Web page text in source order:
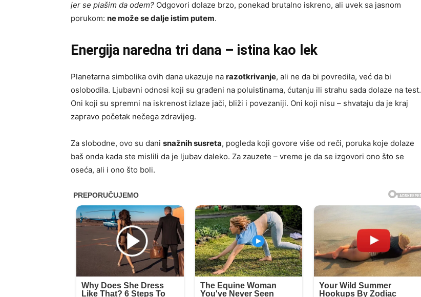
jer se plašim da odem? Odgovori dolaze brzo, ponekad brutalno iskreno, ali uvek sa jasnom
porukom: ne može se dalje istim putem.
Energija naredna tri dana – istina kao lek
Planetarna simbolika ovih dana ukazuje na razotkrivanje, ali ne da bi povredila, već da bi
oslobodila. Ljubavni odnosi koji su građeni na poluistinama, ćutanju ili strahu sada dolaze na test.
Oni koji su spremni na iskrenost izlaze jači, bliži i povezaniji. Oni koji nisu – shvataju da je kraj
zapravo početak nečega zdravijeg.
Za slobodne, ovo su dani snažnih susreta, pogleda koji govore više od reči, poruka koje dolaze
baš onda kada ste mislili da je ljubav daleko. Za zauzete – vreme je da se izgovori ono što se
oseća, ali i ono što boli.